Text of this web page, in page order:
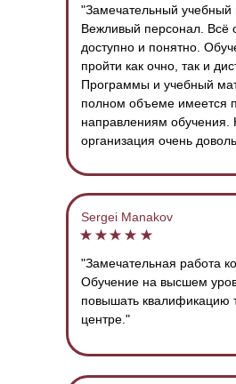
"Замечательный учебный
Вежливый персонал. Всё
доступно и понятно.
пройти как очно, так и
Программы и учебный
полном объеме имеется
направлениям обучения.
организация очень
Sergei Manakov
"Замечательная работа
Обучение на высшем
повышать квалификацию
центре."